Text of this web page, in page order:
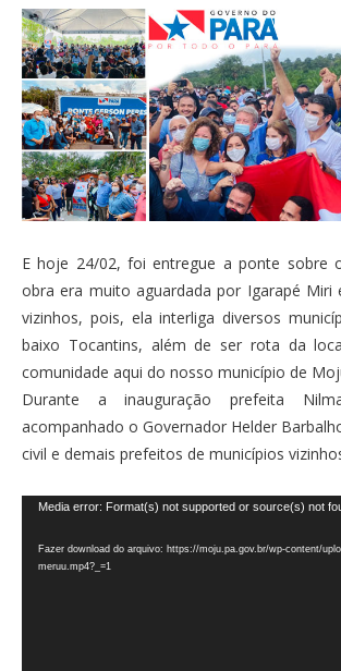
E hoje 24/02, foi entregue a ponte sobre
obra era muito aguardada por Igarapé Miri
vizinhos, pois, ela interliga diversos
baixo Tocantins, além de ser rota da
comunidade aqui do nosso município de
Durante a inauguração prefeita
acompanhado o Governador Helder
civil e demais prefeitos de municípios
Tocador
vídeo
Media error: Format(s) not supported or source(s) not
Fazer download do arquivo: https://moju.pa.gov.br/wp-content/
meruu.mp4?_=1